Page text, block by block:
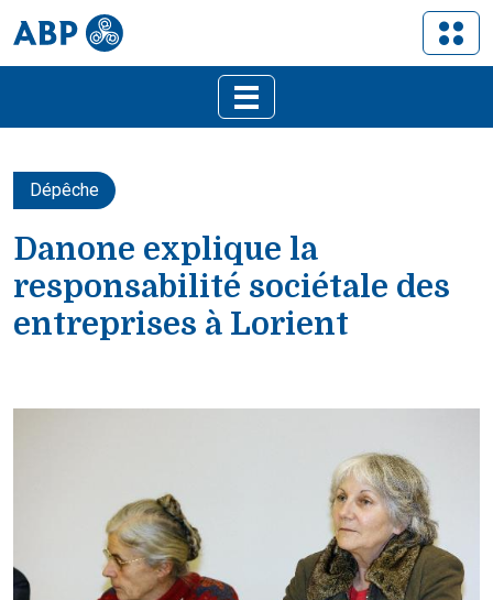
Dépêche
Danone explique la
responsabilité sociétale des
entreprises à Lorient